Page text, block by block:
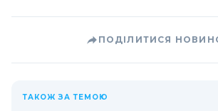
ПОДІЛИТИСЯ
ТАКОЖ ЗА ТЕМОЮ